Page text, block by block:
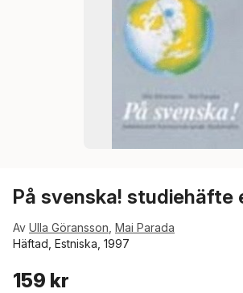
På svenska! studiehäfte
Av Ulla Göransson Mai Parada
Häftad, Estniska, 1997
159 kr